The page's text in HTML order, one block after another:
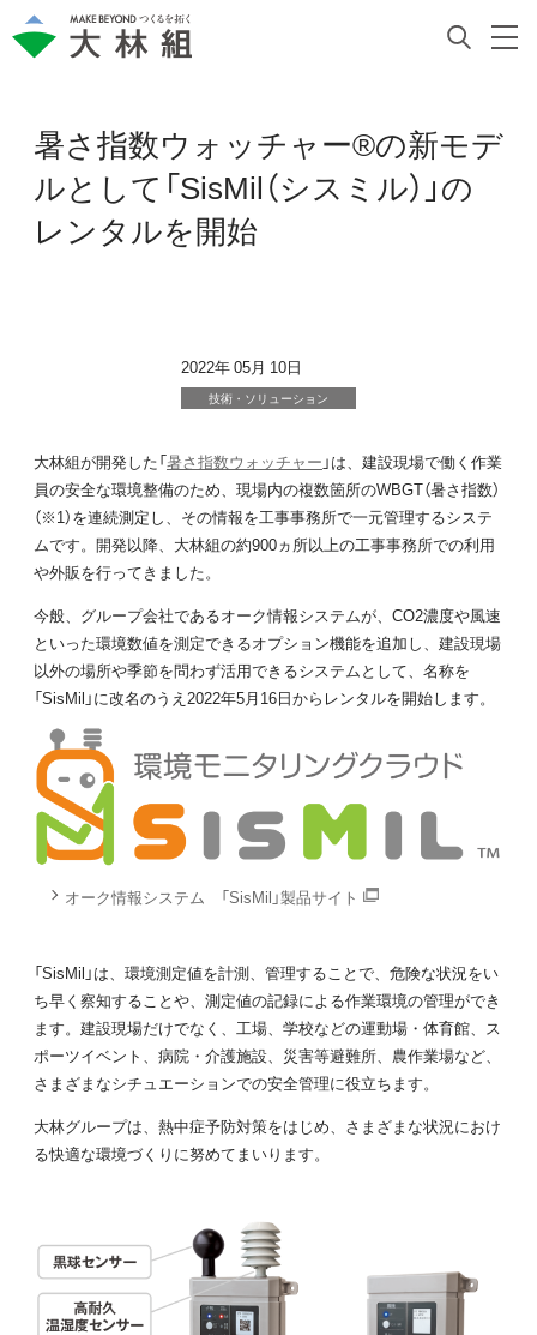
暑さ指数ウォッチャー®の新モデ
ルとして「SisMil（シスミル）」の
レンタルを開始
2022年 05月 10日
技術・ソリューション
大林組が開発した「暑さ指数ウォッチャー 」は、建設現場で働く作業
員の安全な環境整備のため、現場内の複数箇所のWBGT（暑さ指数）
（※1）を連続測定し、その情報を工事事務所で一元管理するシステ
ムです。開発以降、大林組の約900ヵ所以上の工事事務所での利用
や外販を行ってきました。
今般、グループ会社であるオーク情報システムが、CO2濃度や風速
といった環境数値を測定できるオプション機能を追加し、建設現場
以外の場所や季節を問わず活用できるシステムとして、名称を
「SisMil」に改名のうえ2022年5月16日からレンタルを開始します。
オーク情報システム 「SisMil」製品サイト
「SisMil」は、環境測定値を計測、管理することで、危険な状況をい
ち早く察知することや、測定値の記録による作業環境の管理ができ
ます。建設現場だけでなく、工場、学校などの運動場・体育館、ス
ポーツイベント、病院・介護施設、災害等避難所、農作業場など、
さまざまなシチュエーションでの安全管理に役立ちます。
大林グループは、熱中症予防対策をはじめ、さまざまな状況におけ
る快適な環境づくりに努めてまいります。